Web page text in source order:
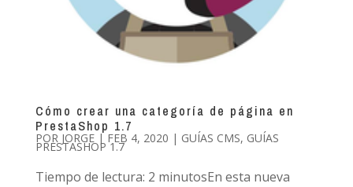
Cómo crear una categoría de página en
PrestaShop 1.7
POR JORGE| FEB 4, 2020 | GUÍAS CMS, GUÍAS
PRESTASHOP 1.7
Tiempo de lectura: 2 minutosEn esta nueva